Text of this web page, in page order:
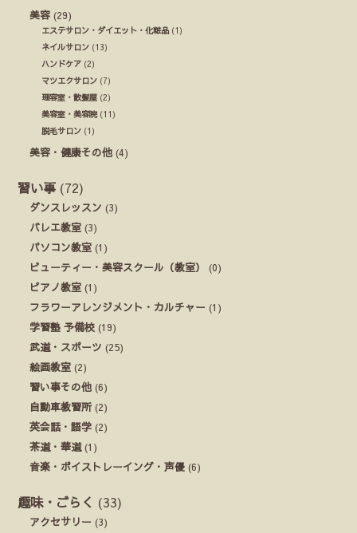
美容 (29)
エステサロン・ダイエット・化粧品 (1)
ネイルサロン (13)
ハンドケア (2)
マツエクサロン (7)
理容室・散髪屋 (2)
美容室・美容院(11)
脱毛サロン (1)
美容・健康その他 (4)
習い事 (72)
ダンスレッスン (3)
バレエ教室 (3)
パソコン教室 (1)
ビューティー・美容スクール（教室）
(0)
ピアノ教室 (1)
フラワーアレンジメント・カルチャー (1)
学習塾 予備校 (19)
武道・スポーツ (25)
絵画教室 (2)
習い事その他 (6)
自動車教習所(2)
英会話・語学 (2)
茶道・華道(1)
音楽・ボイストレーイング・声優 (6)
趣味・ごらく (33)
アクセサリー (3)